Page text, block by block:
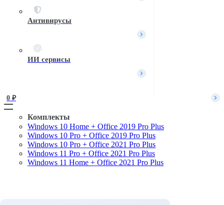
Антивирусы
ИИ сервисы
Комплекты
Windows 10 Home + Office 2019 Pro Plus
Windows 10 Pro + Office 2019 Pro Plus
Windows 10 Pro + Office 2021 Pro Plus
Windows 11 Pro + Office 2021 Pro Plus
Windows 11 Home + Office 2021 Pro Plus
Имя пользователя или Email
Войти
0 ₽
Поиск
Комплекты